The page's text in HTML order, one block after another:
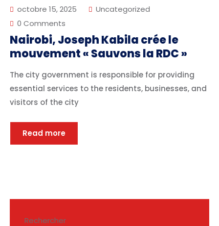
octobre 15, 2025
Uncategorized
0 Comments
Nairobi, Joseph Kabila crée le
mouvement « Sauvons la RDC »
The city government is responsible for providing
essential services to the residents, businesses, and
visitors of the city
Read more
Rechercher